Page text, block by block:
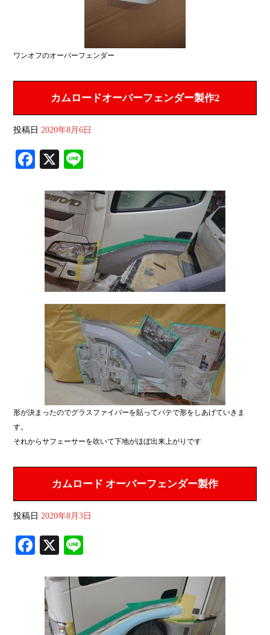
ワンオフのオーバーフェンダー
カムロードオーバーフェンダー製作2
投稿日 2020年8月6日
Fa
bo
ok
X
形が決まったのでグラスファイバーを貼ってパテで形をしあげていきま
す。
それからサフェーサーを吹いて下地がほぼ出来上がりです
カムロード オーバーフェンダー製作
投稿日 2020年8月3日
Fa
bo
ok
X